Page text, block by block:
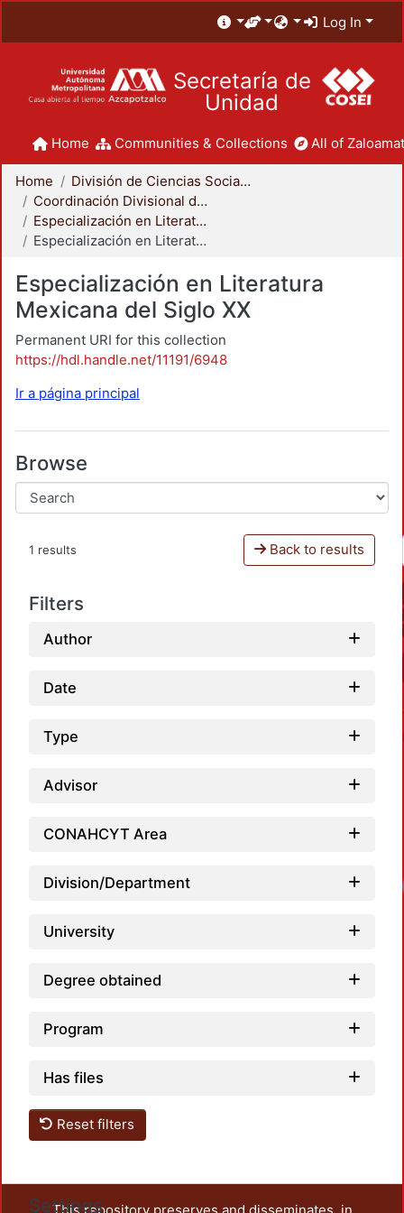
Log In
Secretaría de
Unidad
Home Communities & Collections All of
Home
División de Ciencias Sociales y Humanidades
Coordinación Divisional de Posgrado
Especialización en Literatura Mexicana del Siglo XX
Especialización en Literatura Mexicana del Siglo XX
Especialización en Literatura
Mexicana del Siglo XX
Permanent URI for this collection
https://hdl.handle.net/11191/6948
Ir a página principal
Browse
1 results Back to results
Filters
Author
Date
Type
Advisor
CONAHCYT Area
Division/Department
University
Degree obtained
Program
Has files
Reset filters
Settings